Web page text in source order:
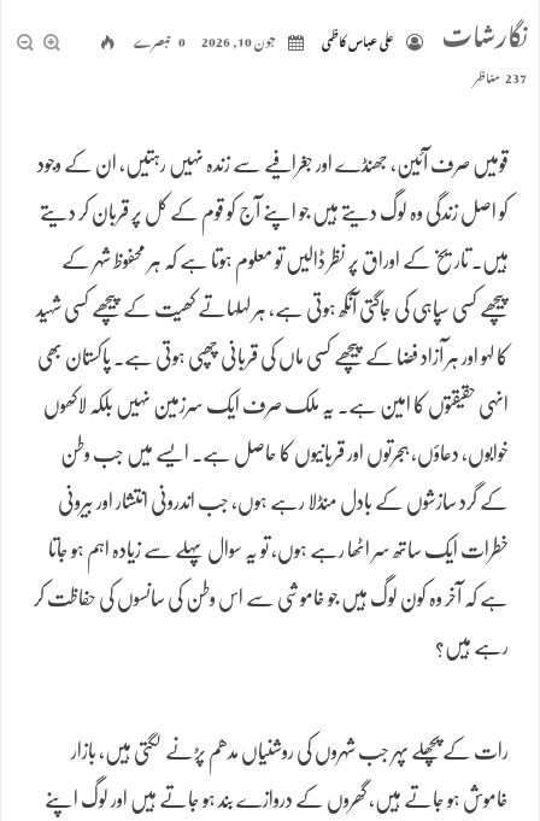
نگارشات علی عباس کاظمی جون 10, 2026
0 تبصرے
237 مناظر
قومیں صرف آئین، جھنڈے اور جغرافیے سے زندہ نہیں رہتیں، ان کے وجود
کو اصل زندگی وہ لوگ دیتے ہیں جو اپنے آج کو قوم کے کل پر قربان کر دیتے
ہیں۔ تاریخ کے اوراق پر نظر ڈالیں تو معلوم ہوتا ہے کہ ہر محفوظ شہر کے
پیچھے کسی سپاہی کی جاگتی آنکھ ہوتی ہے، ہر لہلہاتے کھیت کے پیچھے کسی شہید
کا لہو اور ہر آزاد فضا کے پیچھے کسی ماں کی قربانی چھپی ہوتی ہے۔ پاکستان بھی
انہی حقیقتوں کا امین ہے۔ یہ ملک صرف ایک سرزمین نہیں بلکہ لاکھوں
خوابوں، دعاؤں، ہجرتوں اور قربانیوں کا حاصل ہے۔ ایسے میں جب وطن
کے گرد سازشوں کے بادل منڈلا رہے ہوں، جب اندرونی انتشار اور بیرونی
خطرات ایک ساتھ سر اٹھا رہے ہوں، تو یہ سوال پہلے سے زیادہ اہم ہو جاتا
ہے کہ آخر وہ کون لوگ ہیں جو خاموشی سے اس وطن کی سانسوں کی حفاظت کر
رہے ہیں؟
رات کے پچھلے پہر جب شہروں کی روشنیاں مدھم پڑنے لگتی ہیں، بازار
خاموش ہو جاتے ہیں، گھروں کے دروازے بند ہو جاتے ہیں اور لوگ اپنے